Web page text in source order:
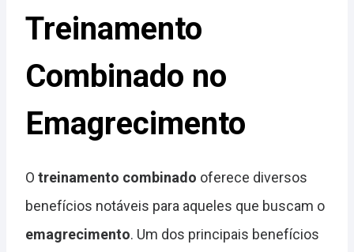
Treinamento
Combinado no
Emagrecimento
O treinamento combinado oferece diversos
benefícios notáveis para aqueles que buscam o
emagrecimento. Um dos principais benefícios